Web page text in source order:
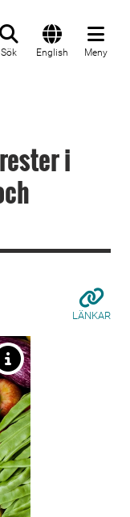
Sök English Meny
i
LÄNKAR